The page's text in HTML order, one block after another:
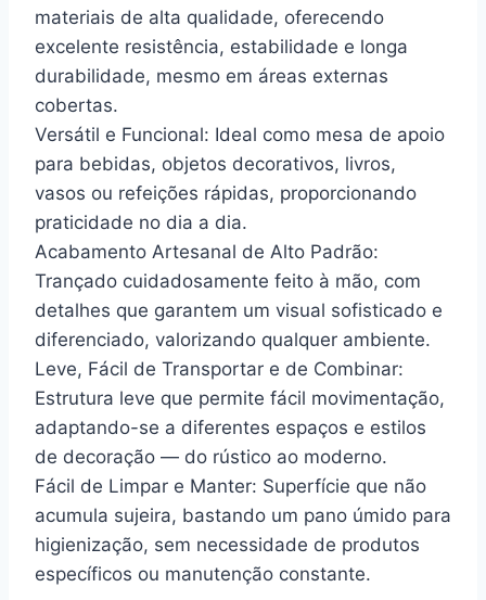
materiais de alta qualidade, oferecendo
excelente resistência, estabilidade e longa
durabilidade, mesmo em áreas externas
cobertas.
Versátil e Funcional: Ideal como mesa de apoio
para bebidas, objetos decorativos, livros,
vasos ou refeições rápidas, proporcionando
praticidade no dia a dia.
Acabamento Artesanal de Alto Padrão:
Trançado cuidadosamente feito à mão, com
detalhes que garantem um visual sofisticado e
diferenciado, valorizando qualquer ambiente.
Leve, Fácil de Transportar e de Combinar:
Estrutura leve que permite fácil movimentação,
adaptando-se a diferentes espaços e estilos
de decoração — do rústico ao moderno.
Fácil de Limpar e Manter: Superfície que não
acumula sujeira, bastando um pano úmido para
higienização, sem necessidade de produtos
específicos ou manutenção constante.